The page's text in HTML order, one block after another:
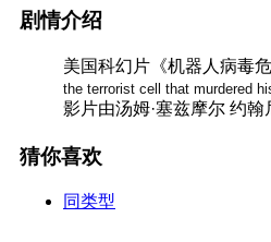
剧情介绍
美国科幻片《机器人病毒
the terrorist cell that murdered
影片由汤姆·塞兹摩尔 约翰
猜你喜欢
同类型